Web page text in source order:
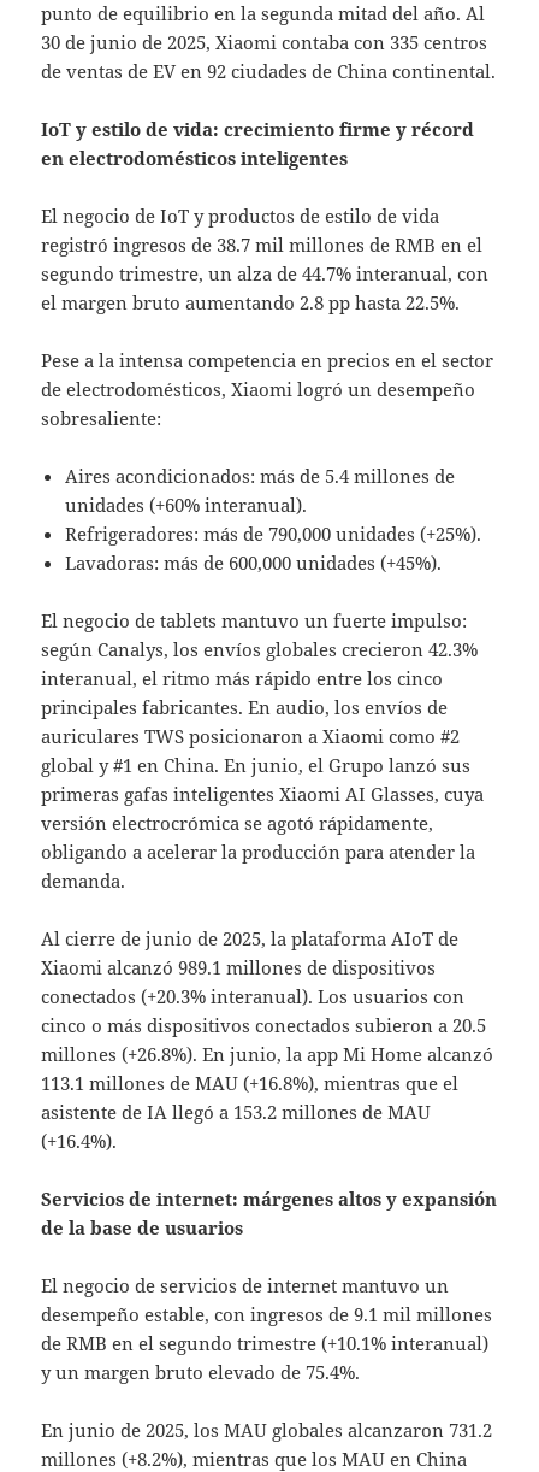
punto de equilibrio en la segunda mitad del año. Al
30 de junio de 2025, Xiaomi contaba con 335 centros
de ventas de EV en 92 ciudades de China continental.
IoT y estilo de vida: crecimiento firme y récord
en electrodomésticos inteligentes
El negocio de IoT y productos de estilo de vida
registró ingresos de 38.7 mil millones de RMB en el
segundo trimestre, un alza de 44.7% interanual, con
el margen bruto aumentando 2.8 pp hasta 22.5%.
Pese a la intensa competencia en precios en el sector
de electrodomésticos, Xiaomi logró un desempeño
sobresaliente:
Aires acondicionados: más de 5.4 millones de
unidades (+60% interanual).
Refrigeradores: más de 790,000 unidades (+25%).
Lavadoras: más de 600,000 unidades (+45%).
El negocio de tablets mantuvo un fuerte impulso:
según Canalys, los envíos globales crecieron 42.3%
interanual, el ritmo más rápido entre los cinco
principales fabricantes. En audio, los envíos de
auriculares TWS posicionaron a Xiaomi como #2
global y #1 en China. En junio, el Grupo lanzó sus
primeras gafas inteligentes Xiaomi AI Glasses, cuya
versión electrocrómica se agotó rápidamente,
obligando a acelerar la producción para atender la
demanda.
Al cierre de junio de 2025, la plataforma AIoT de
Xiaomi alcanzó 989.1 millones de dispositivos
conectados (+20.3% interanual). Los usuarios con
cinco o más dispositivos conectados subieron a 20.5
millones (+26.8%). En junio, la app Mi Home alcanzó
113.1 millones de MAU (+16.8%), mientras que el
asistente de IA llegó a 153.2 millones de MAU
(+16.4%).
Servicios de internet: márgenes altos y expansión
de la base de usuarios
El negocio de servicios de internet mantuvo un
desempeño estable, con ingresos de 9.1 mil millones
de RMB en el segundo trimestre (+10.1% interanual)
y un margen bruto elevado de 75.4%.
En junio de 2025, los MAU globales alcanzaron 731.2
millones (+8.2%), mientras que los MAU en China